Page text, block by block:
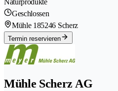
Naturprodukte
Geschlossen
Mühle 185246 Scherz
Termin reservieren
Mühle Scherz AG